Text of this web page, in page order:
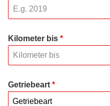
Kilometer bis *
Getriebeart *
Getriebeart